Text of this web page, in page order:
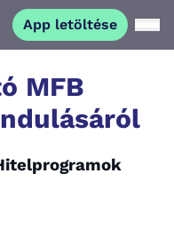
App letöltése
MFB